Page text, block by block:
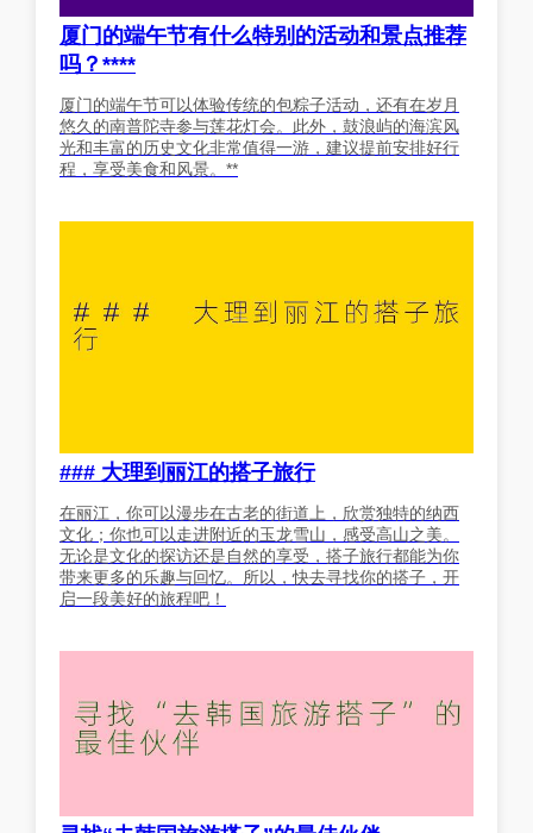
厦门的端午节有什么特别的活动和景点推荐
吗？****
厦门的端午节可以体验传统的包粽子活动，还有在岁月
悠久的南普陀寺参与莲花灯会。此外，鼓浪屿的海滨风
光和丰富的历史文化非常值得一游，建议提前安排好行
程，享受美食和风景。**
### 大理到丽江的搭子旅行
在丽江，你可以漫步在古老的街道上，欣赏独特的纳西
文化；你也可以走进附近的玉龙雪山，感受高山之美。
无论是文化的探访还是自然的享受，搭子旅行都能为你
带来更多的乐趣与回忆。所以，快去寻找你的搭子，开
启一段美好的旅程吧！